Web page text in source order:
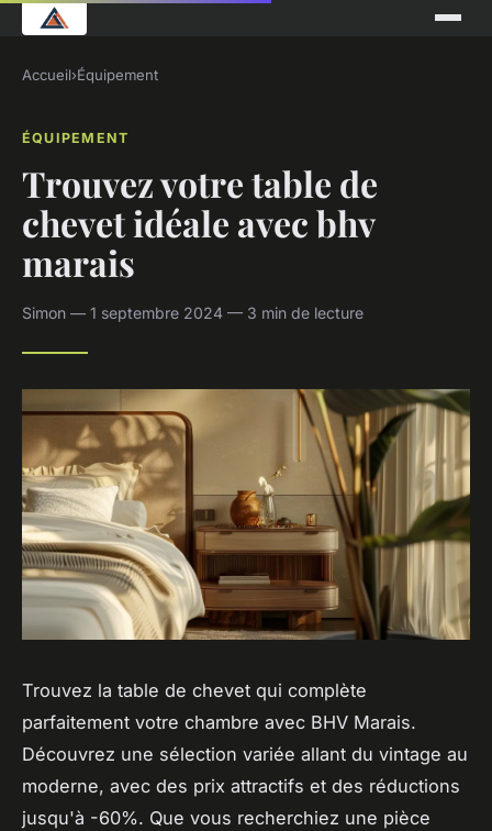
Accueil›Équipement
ÉQUIPEMENT
Trouvez votre table de
chevet idéale avec bhv
marais
Simon — 1 septembre 2024 — 3 min de lecture
Trouvez la table de chevet qui complète
parfaitement votre chambre avec BHV Marais.
Découvrez une sélection variée allant du vintage au
moderne, avec des prix attractifs et des réductions
jusqu'à -60%. Que vous recherchiez une pièce